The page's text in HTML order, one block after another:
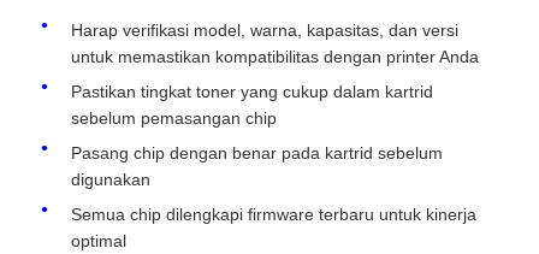
Quote request suatu
Chip toner HP
Chip Toner Xerox
Harap verifikasi model, warna, kapasitas, dan versi
untuk memastikan kompatibilitas dengan printer Anda
Pastikan tingkat toner yang cukup dalam kartrid
sebelum pemasangan chip
Pasang chip dengan benar pada kartrid sebelum
digunakan
Semua chip dilengkapi firmware terbaru untuk kinerja
optimal